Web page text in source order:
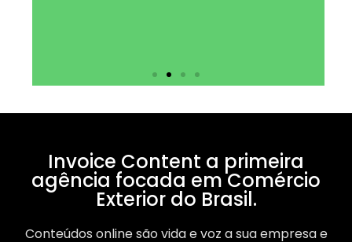
Invoice Content a primeira
agência focada em Comércio
Exterior do Brasil.
Conteúdos online são vida e voz a sua empresa e